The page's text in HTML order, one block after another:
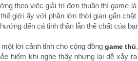
theo việc giải trí đơn thuần thì game
giới ấy với phần lớn thời gian gắn
đến cả tinh thần lẫn thể chất của
lời cảnh tỉnh cho cộng đồnggame thủ
hiếm khi nghe thấy nhưng lại dễ xảy